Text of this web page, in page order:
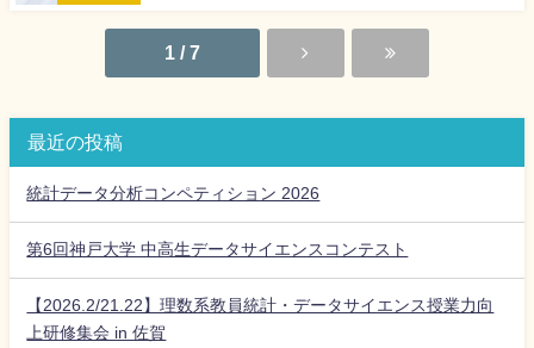
1 / 7
最近の投稿
統計データ分析コンペティション 2026
第6回神戸大学 中高生データサイエンスコンテスト
【2026.2/21.22】理数系教員統計・データサイエンス授業力向
上研修集会 in 佐賀